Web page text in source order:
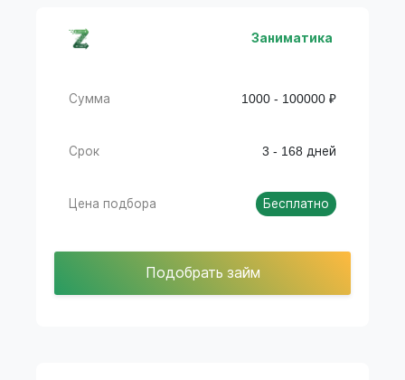
Заниматика
Сумма 1000 - 100000 ₽
Срок 3 - 168 дней
Цена подбора Бесплатно
Подобрать займ